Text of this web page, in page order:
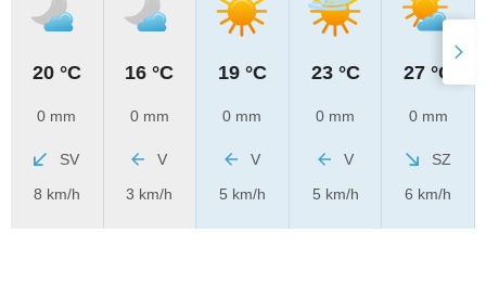
20 °C
0 mm
SV
8 km/h
16 °C
0 mm
V
3 km/h
19 °C
0 mm
V
5 km/h
23 °C
0 mm
V
5 km/h
27 °C
0 mm
SZ
6 km/h